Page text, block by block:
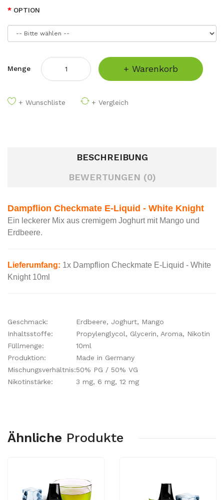
OPTION
Menge + Warenkorb
+ Wunschliste + Vergleich
BESCHREIBUNG
BEWERTUNGEN (0)
Dampflion Checkmate E-Liquid - White Knight
Ein leckerer Mix aus cremigem Joghurt mit Mango und
Erdbeere.
Lieferumfang: 1x Dampflion Checkmate E-Liquid - White
Knight 10ml
Geschmack:
Erdbeere, Joghurt, Mango
Inhaltsstoffe:
Propylenglycol, Glycerin, Aroma, Nikotin
Füllmenge:
10ml
Produktion:
Made in Germany
Mischungsverhältnis:50% PG / 50% VG
Nikotinstärke:
3 mg, 6 mg, 12 mg
Ähnliche Produkte